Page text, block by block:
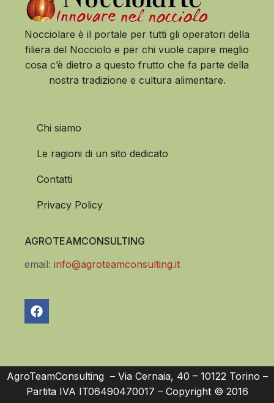
Nocciolare è il portale per tutti gli operatori della
filiera del Nocciolo e per chi vuole capire meglio
cosa c’è dietro a questo frutto che fa parte della
nostra tradizione e cultura alimentare.
Chi siamo
Le ragioni di un sito dedicato
Contatti
Privacy Policy
AGROTEAMCONSULTING
email: info@agroteamconsulting.it
AgroTeamConsulting – Via Cernaia, 40 – 10122 Torino –
Partita IVA IT06490470017 – Copyright © 2016